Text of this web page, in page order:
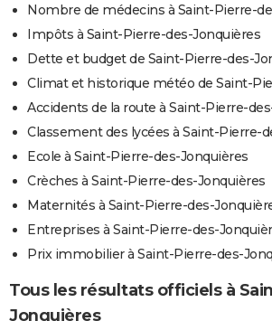
Nombre de médecins à Saint-Pierre-
Impôts à Saint-Pierre-des-Jonquières
Dette et budget de Saint-Pierre-des-
Climat et historique météo de Saint-
Accidents de la route à Saint-Pierre-
Classement des lycées à Saint-Pierre-
Ecole à Saint-Pierre-des-Jonquières
Crèches à Saint-Pierre-des-Jonquières
Maternités à Saint-Pierre-des-
Entreprises à Saint-Pierre-des-
Prix immobilier à Saint-Pierre-des-
Tous les résultats officiels à
Jonquières